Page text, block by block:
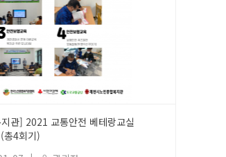
관] 2021 교통안전 베테랑교실
총4회기)